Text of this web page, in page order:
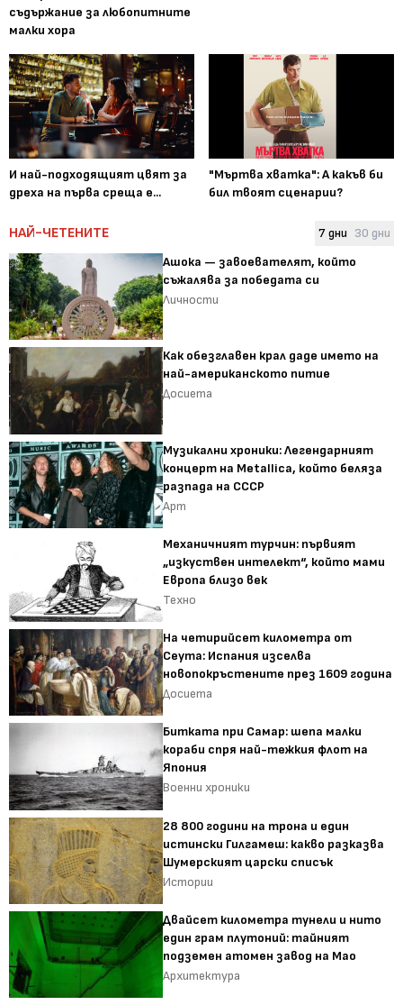
съдържание за любопитните
малки хора
И най-подходящият цвят за
дреха на първа среща е...
"Мъртва хватка": А какъв би
бил твоят сценарии?
НАЙ-ЧЕТЕНИТЕ 7 дни 30 дни
Ашока — завоевателят, който
съжалява за победата си
Личности
Как обезглавен крал даде името на
най-американското питие
Досиета
Музикални хроники: Легендарният
концерт на Metallica, който беляза
разпада на СССР
Арт
Механичният турчин: първият
„изкуствен интелект“, който мами
Европа близо век
Техно
На четирийсет километра от
Сеута: Испания изселва
новопокръстените през 1609 година
Досиета
Битката при Самар: шепа малки
кораби спря най-тежкия флот на
Япония
Военни хроники
28 800 години на трона и един
истински Гилгамеш: какво разказва
Шумерският царски списък
Истории
Двайсет километра тунели и нито
един грам плутоний: тайният
подземен атомен завод на Мао
Архитектура